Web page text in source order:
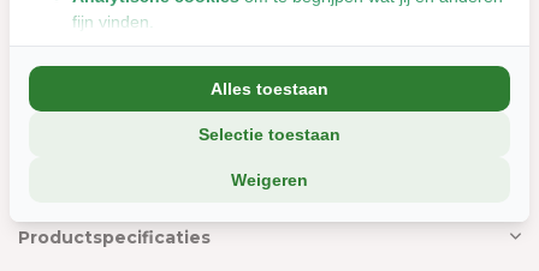
Voed dit als aanvulling op de normale voeding van uw huisdier.
koele, droge plaats. Zorg dat er altijd vers water beschikbaar is.
Productspecificaties
fijn vinden.
Marketingcookiesom jou relevante informatie en
aanbiedingen te tonen.
We delen soms gegevens met partners (zoals social media en
deelt, of die ze elders van je hebben.
Wil je liever geen cookies? Dan werkt de site nog steeds, maar
Weigeren
Selectie toestaan
Alles toestaan